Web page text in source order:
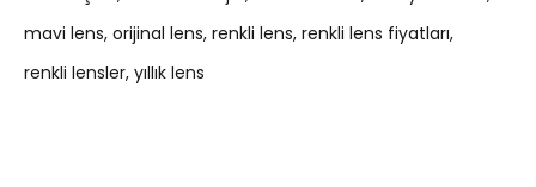
mavi lens orijinal lens renkli lens renkli lens fiyatları
renkli lensler yıllık lens